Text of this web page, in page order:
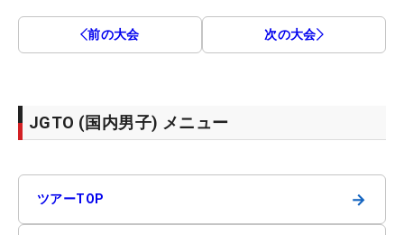
前の大会 次の大会
JGTO (国内男子) メニュー
ツアーTOP →